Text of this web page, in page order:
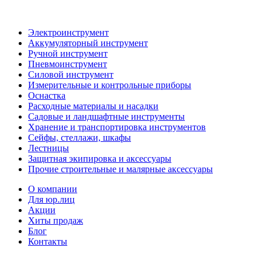
Электроинструмент
Аккумуляторный инструмент
Ручной инструмент
Пневмоинструмент
Силовой инструмент
Измерительные и контрольные приборы
Оснастка
Расходные материалы и насадки
Садовые и ландшафтные инструменты
Хранение и транспортировка инструментов
Сейфы, стеллажи, шкафы
Лестницы
Защитная экипировка и аксессуары
Прочие строительные и малярные аксессуары
О компании
Для юр.лиц
Акции
Хиты продаж
Блог
Контакты